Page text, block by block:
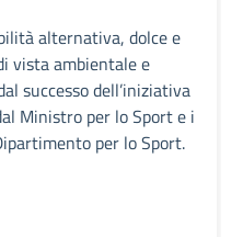
alternativa, dolce e
vista ambientale e
successo dell’iniziativa
Ministro per lo Sport e i
per lo Sport.